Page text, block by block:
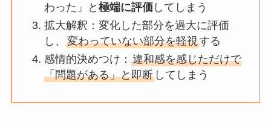
わった」と 極端に評価してしまう
拡大解釈：変化した部分を過大に評価
し、 変わっていない部分を軽視する
感情的決めつけ： 違和感を感じただけで
「問題がある」と即断してしまう